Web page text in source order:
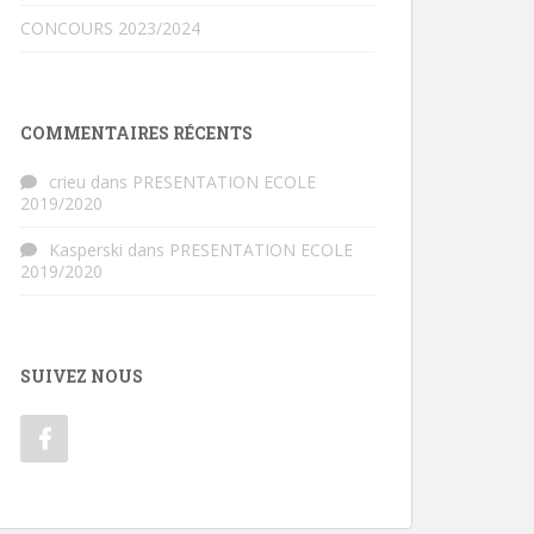
CONCOURS 2023/2024
COMMENTAIRES RÉCENTS
crieu dans PRESENTATION ECOLE
2019/2020
Kasperski dans PRESENTATION ECOLE
2019/2020
SUIVEZ NOUS